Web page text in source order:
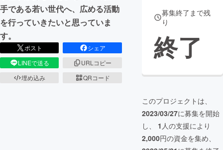
手である若い世代へ、広める活動
を行っていきたいと思っていま
す。
ポスト
シェア
LINEで送る
URLコピー
埋め込み
QRコード
募集終了まで残
り
終了
このプロジェクトは、
2023/03/27に募集を開始
し、 1 人の支援により
2,000円の資金を集め、